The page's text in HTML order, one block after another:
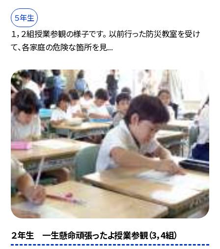
５年生
１，２組授業参観の様子です。 以前行った防災教室を受け
て、各家庭の危険な箇所を見...
２年生 一生懸命頑張ったよ授業参観（3，4組）